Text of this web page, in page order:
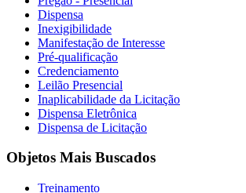
Dispensa
Inexigibilidade
Manifestação de Interesse
Pré-qualificação
Credenciamento
Leilão Presencial
Inaplicabilidade da Licitação
Dispensa Eletrônica
Dispensa de Licitação
Objetos Mais Buscados
Treinamento